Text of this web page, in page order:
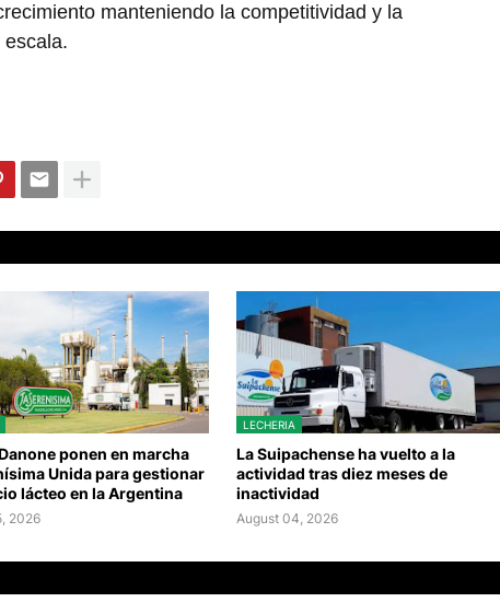
manteniendo la competitividad y la
ponen en marcha
Unida para gestionar
lácteo en la Argentina
2026
LECHERIA
La Suipachense ha vuelto a la
actividad tras diez meses de
inactividad
August 04, 2026